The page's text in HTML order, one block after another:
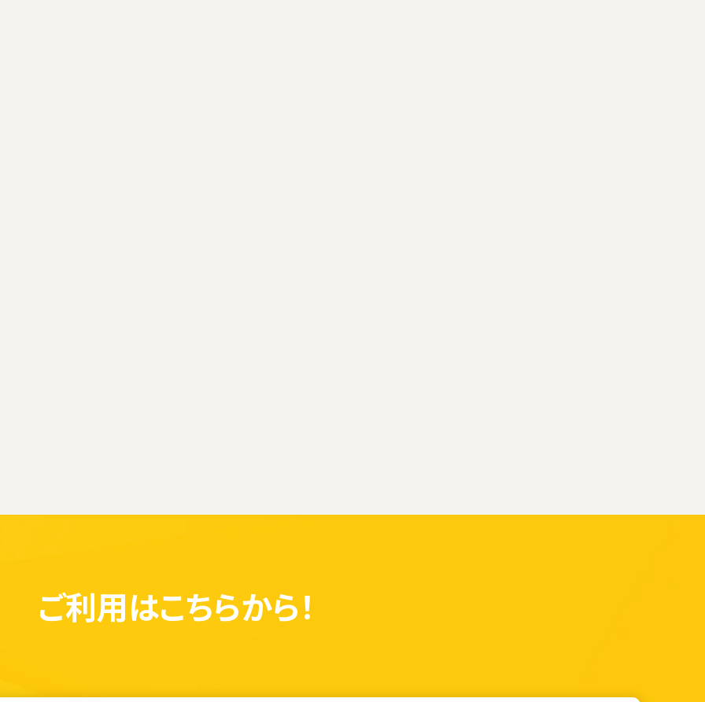
ご利用はこちらから！